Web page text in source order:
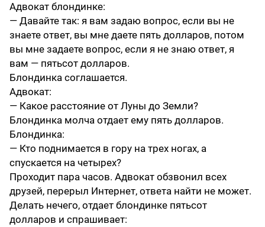
Адвокат блондинке:
— Давайте так: я вам задаю вопрос, если вы не
знаете ответ, вы мне даете пять долларов, потом
вы мне задаете вопрос, если я не знаю ответ, я
вам — пятьсот долларов.
Блондинка соглашается.
Адвокат:
— Какое расстояние от Луны до Земли?
Блондинка молча отдает ему пять долларов.
Блондинка:
— Кто поднимается в гору на трех ногах, а
спускается на четырех?
Проходит пара часов. Адвокат обзвонил всех
друзей, перерыл Интернет, ответа найти не может.
Делать нечего, отдает блондинке пятьсот
долларов и спрашивает: